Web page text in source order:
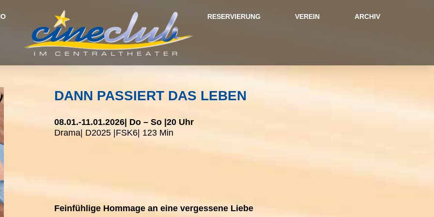
RESERVIERUNG VEREIN ARCHIV
DANN PASSIERT DAS LEBEN
08.01.-11.01.2026| Do – So | 20 Uhr
Drama| D2025 | FSK6| 123 Min
Feinfühlige Hommage an eine vergessene Liebe